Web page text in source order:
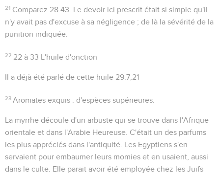
21 Comparez 28.43 . Le devoir ici prescrit était si simple qu'il
n'y avait pas d'excuse à sa négligence ; de là la sévérité de la
punition indiquée.
22 22 à 33 L'huile d'onction
Il a déjà été parlé de cette huile 29.7,21
23 Aromates exquis : d'espèces supérieures.
La myrrhe découle d'un arbuste qui se trouve dans l'Afrique
orientale et dans l'Arabie Heureuse. C'était un des parfums
les plus appréciés dans l'antiquité. Les Egyptiens s'en
servaient pour embaumer leurs momies et en usaient, aussi
dans le culte. Elle parait avoir été employée chez les Juifs